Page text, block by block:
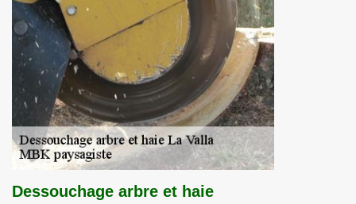
Dessouchage arbre et haie